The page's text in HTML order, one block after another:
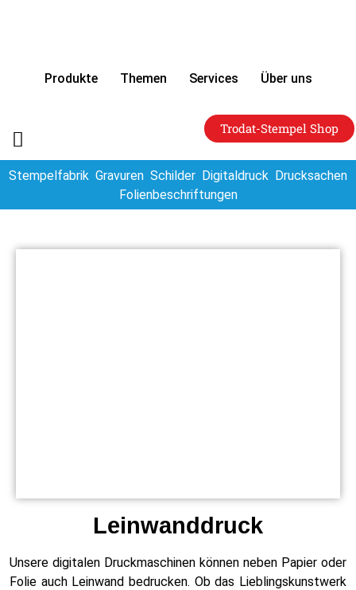
Produkte Themen Services Über uns
Trodat-Stempel Shop
Stempelfabrik Gravuren Schilder Digitaldruck Drucksachen
Folienbeschriftungen
Leinwanddruck
Unsere digitalen Druckmaschinen können neben Papier oder
Folie auch Leinwand bedrucken. Ob das Lieblingskunstwerk